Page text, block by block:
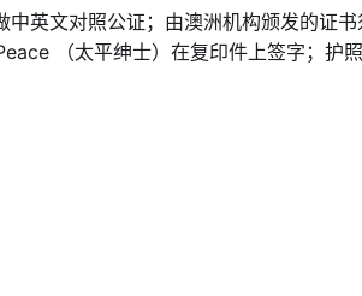
英文对照公证；由澳洲机构颁发的证书
（太平绅士）在复印件上签字；护